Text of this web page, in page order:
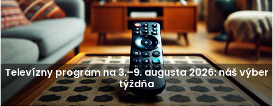
Televízny program na 3.–9. augusta 2026: náš výber
týždňa